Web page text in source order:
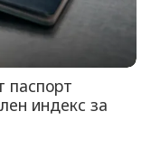
паспорт
индекс за